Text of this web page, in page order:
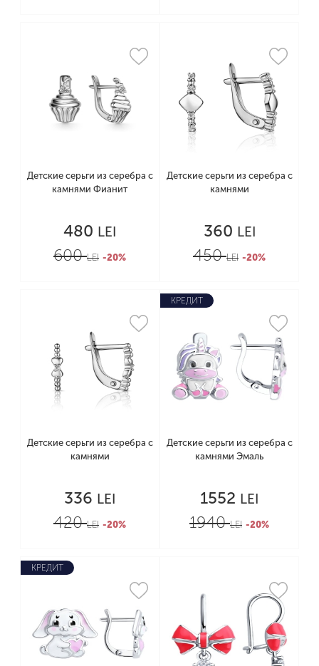
Детские серьги из серебра с
камнями Фианит
480 LEI
600LEI -20%
Детские серьги из серебра с
камнями
360 LEI
450LEI -20%
Детские серьги из серебра с
камнями
336 LEI
420LEI -20%
КРЕДИТ
Детские серьги из серебра с
камнями Эмаль
1552 LEI
1940LEI -20%
КРЕДИТ